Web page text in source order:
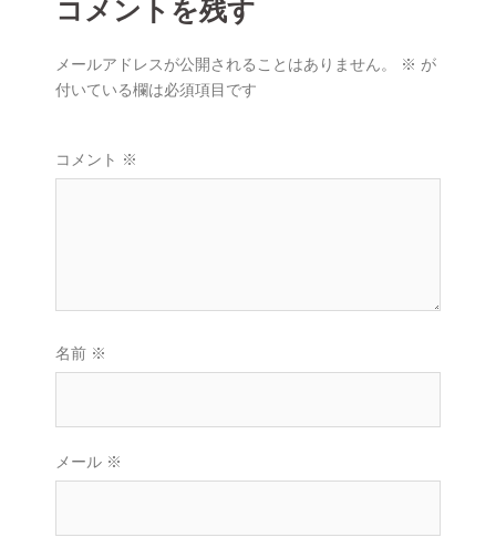
ン
コメントを残す
メールアドレスが公開されることはありません。 ※ が
付いている欄は必須項目です
コメント ※
名前 ※
メール ※